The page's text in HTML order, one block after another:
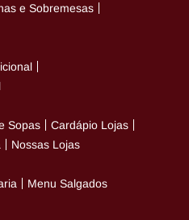
e Sobremesas
Sopas
Cardápio Lojas
Nossas Lojas
Menu Salgados